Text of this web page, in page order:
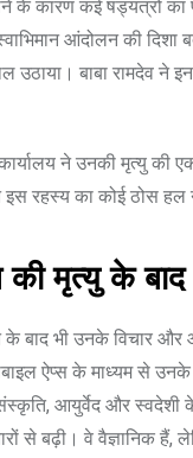
के कारण कई षड्यंत्रों का
आंदोलन की
उठाया। बाबा रामदेव ने
ने उनकी मृत्यु की
रहस्य का कोई ठोस हल
की मृत्यु के
के बाद भी उनके विचार
ऐप्स के माध्यम से
आयुर्वेद और स्वदेशी
से बढ़ी। वे वैज्ञानिक हैं,